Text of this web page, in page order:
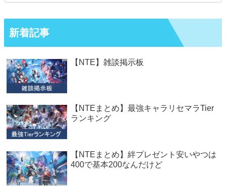
新着記事
【NTE】雑談掲示板
【NTEまとめ】最強キャラリセマラTier
ランキング
【NTEまとめ】絆プレゼント安いやつは
400で基本200なんだけど